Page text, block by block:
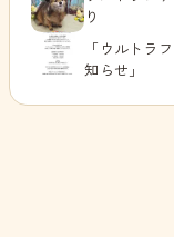
り
「ウルトラ
知らせ」